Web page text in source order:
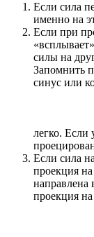
Если сила
именно на
Если при
силы на
Запомнить
синус или
легко. Если
Если сила
проекция на
направлена
проекция на